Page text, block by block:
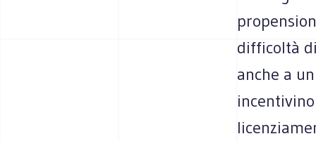
difficoltà
anche a